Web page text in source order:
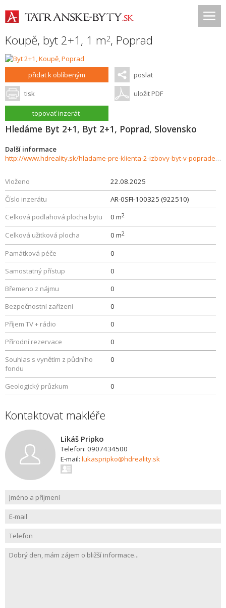
Koupě, byt 2+1, 1 m2, Poprad
přidat k oblíbeným poslat
tisk uložit PDF
topovať inzerát
Hledáme Byt 2+1, Byt 2+1, Poprad, Slovensko
Další informace
http://www.hdreality.sk/hladame-pre-klienta-2-izbovy-byt-v-poprade-v-centre-926210
Vloženo
22.08.2025
Číslo inzerátu
AR-0SFI-100325 (922510)
Celková podlahová plocha bytu
0 m2
Celková užitková plocha 0 m2
Památková péče
0
Samostatný přístup
0
Břemeno z nájmu
0
Bezpečnostní zařízení
0
Příjem TV + rádio
0
Přírodní rezervace
0
Souhlas s vynětím z půdního
fondu
0
Geologický průzkum 0
Kontaktovat makléře
Likáš Pripko
Telefon: 0907434500
E-mail: lukaspripko@hdreality.sk